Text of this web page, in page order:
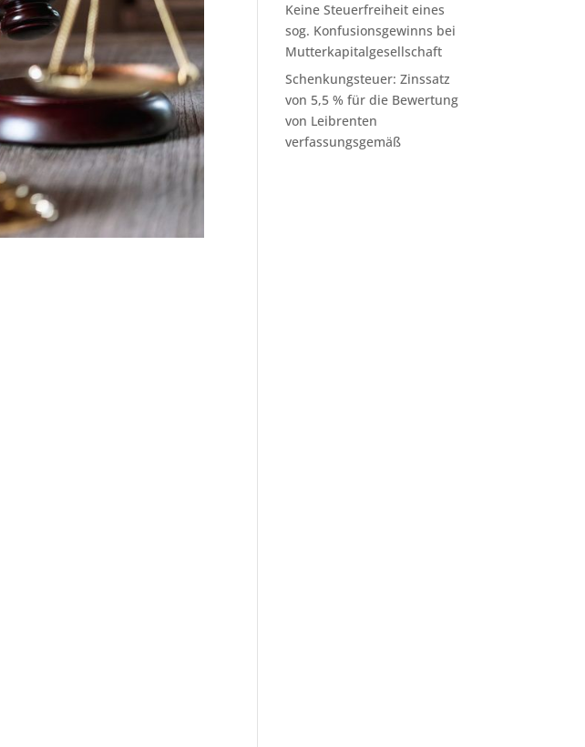
Keine Steuerfreiheit eines
sog. Konfusionsgewinns bei
Mutterkapitalgesellschaft
Schenkungsteuer: Zinssatz
von 5,5 % für die Bewertung
von Leibrenten
verfassungsgemäß